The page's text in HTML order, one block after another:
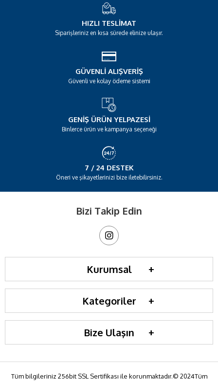
HIZLI TESLIMAT
Siparişleriniz en kısa sürede elinize ulaşır.
GÜVENLI ALIŞVERIŞ
Güvenli ve kolay ödeme sistemi
GENIŞ ÜRÜN YELPAZESI
Binlerce ürün ve kampanya seçeneği
7 / 24 DESTEK
Öneri ve şikayetlerinizi bize iletebilirsiniz.
Bizi Takip Edin
Kurumsal
Kategoriler
Bize Ulaşın
Tüm bilgileriniz 256bit SSL Sertifikası ile korunmaktadır.© 2024Tüm